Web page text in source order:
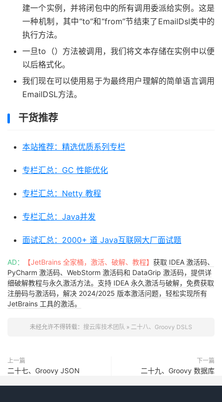
建一个实例，并将闭包中的所有调用委派给实例。这是
一种机制，其中“to”和“from”节结束了EmailDsl类中的
执行方法。
一旦to（）方法被调用，我们将文本存储在实例中以便
以后格式化。
我们现在可以使用易于为最终用户理解的简单语言调用
EmailDSL方法。
干货推荐
本站推荐：精选优质系列专栏
专栏汇总：GC 性能优化
专栏汇总：Netty 教程
专栏汇总：Java并发
面试汇总：2000+ 道 Java互联网大厂面试题
AD： 【JetBrains 全家桶，激活、破解、教程】 获取 IDEA 激活码、
PyCharm 激活码、WebStorm 激活码和 DataGrip 激活码，提供详
细破解教程与永久激活方法。支持 IDEA 永久激活与破解，免费获取
注册码与激活码，解决 2024/2025 版本激活问题，轻松实现所有
JetBrains 工具的激活。
未经允许不得转载： 搜云库技术团队 » 二十八、Groovy DSLS
上一篇
二十七、Groovy JSON
下一篇
二十九、Groovy 数据库